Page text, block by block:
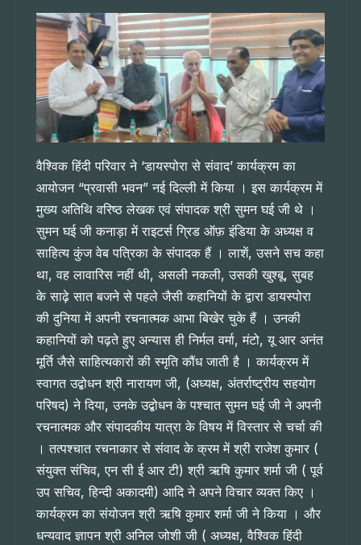
वैश्विक हिंदी परिवार ने ‘डायस्पोरा से संवाद’ कार्यक्रम का
आयोजन “प्रवासी भवन” नई दिल्ली में किया । इस कार्यक्रम में
मुख्य अतिथि वरिष्ठ लेखक एवं संपादक श्री सुमन घई जी थे ।
सुमन घई जी कनाड़ा में राइटर्स ग्रिड ऑफ़ इंडिया के अध्यक्ष व
साहित्य कुंज वेब पत्रिका के संपादक हैं । लाशें, उसने सच कहा
था, वह लावारिस नहीं थी, असली नकली, उसकी खुश्बू, सुबह
के साढ़े सात बजने से पहले जैसी कहानियों के द्वारा डायस्पोरा
की दुनिया में अपनी रचनात्मक आभा बिखेर चुके हैं । उनकी
कहानियों को पढ़ते हुए अन्यास ही निर्मल वर्मा, मंटो, यू आर अनंत
मूर्ति जैसे साहित्यकारों की स्मृति कौंध जाती है । कार्यक्रम में
स्वागत उद्बोधन श्री नारायण जी, (अध्यक्ष, अंतर्राष्ट्रीय सहयोग
परिषद) ने दिया, उनके उद्बोधन के पश्चात सुमन घई जी ने अपनी
रचनात्मक और संपादकीय यात्रा के विषय में विस्तार से चर्चा की
। तत्पश्चात रचनाकार से संवाद के क्रम में श्री राजेश कुमार (
संयुक्त संचिव, एन सी ई आर टी) श्री ऋषि कुमार शर्मा जी ( पूर्व
उप सचिव, हिन्दी अकादमी) आदि ने अपने विचार व्यक्त किए ।
कार्यक्रम का संयोजन श्री ऋषि कुमार शर्मा जी ने किया । और
धन्यवाद ज्ञापन श्री अनिल जोशी जी ( अध्यक्ष, वैश्विक हिंदी